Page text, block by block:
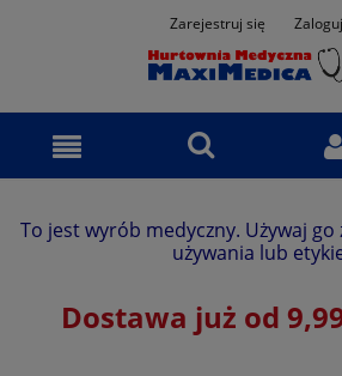
Zarejestruj się
To jest wyrób medyczny. Używaj
używania lub
Dostawa już od